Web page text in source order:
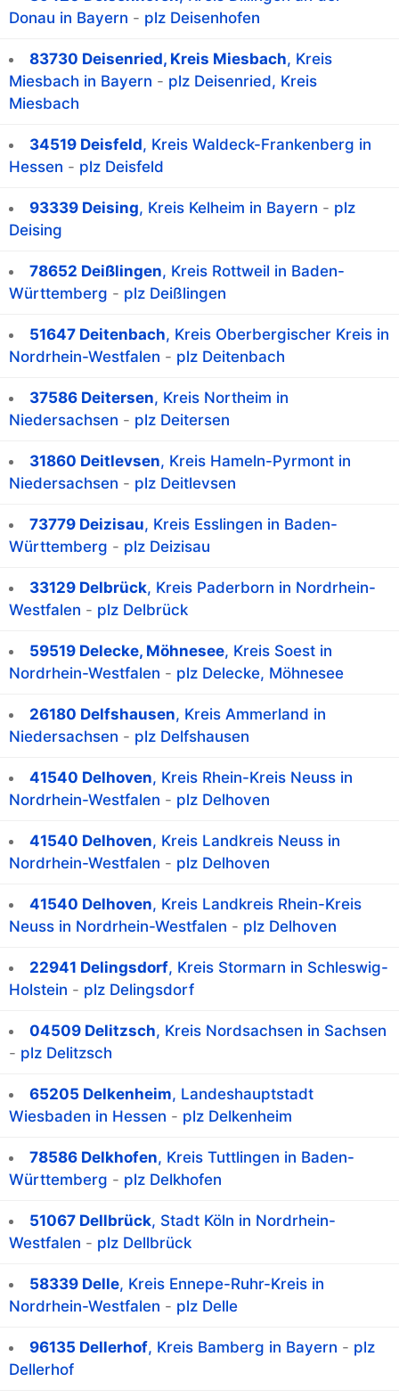
Donau in Bayern - plz Deisenhofen
83730 Deisenried, Kreis Miesbach, Kreis
Miesbach in Bayern - plz Deisenried, Kreis
Miesbach
34519 Deisfeld, Kreis Waldeck-Frankenberg in
Hessen - plz Deisfeld
93339 Deising, Kreis Kelheim in Bayern - plz
Deising
78652 Deißlingen, Kreis Rottweil in Baden-
Württemberg - plz Deißlingen
51647 Deitenbach, Kreis Oberbergischer Kreis in
Nordrhein-Westfalen - plz Deitenbach
37586 Deitersen, Kreis Northeim in
Niedersachsen - plz Deitersen
31860 Deitlevsen, Kreis Hameln-Pyrmont in
Niedersachsen - plz Deitlevsen
73779 Deizisau, Kreis Esslingen in Baden-
Württemberg - plz Deizisau
33129 Delbrück, Kreis Paderborn in Nordrhein-
Westfalen - plz Delbrück
59519 Delecke, Möhnesee, Kreis Soest in
Nordrhein-Westfalen - plz Delecke, Möhnesee
26180 Delfshausen, Kreis Ammerland in
Niedersachsen - plz Delfshausen
41540 Delhoven, Kreis Rhein-Kreis Neuss in
Nordrhein-Westfalen - plz Delhoven
41540 Delhoven, Kreis Landkreis Neuss in
Nordrhein-Westfalen - plz Delhoven
41540 Delhoven, Kreis Landkreis Rhein-Kreis
Neuss in Nordrhein-Westfalen - plz Delhoven
22941 Delingsdorf, Kreis Stormarn in Schleswig-
Holstein - plz Delingsdorf
04509 Delitzsch, Kreis Nordsachsen in Sachsen
- plz Delitzsch
65205 Delkenheim, Landeshauptstadt
Wiesbaden in Hessen - plz Delkenheim
78586 Delkhofen, Kreis Tuttlingen in Baden-
Württemberg - plz Delkhofen
51067 Dellbrück, Stadt Köln in Nordrhein-
Westfalen - plz Dellbrück
58339 Delle, Kreis Ennepe-Ruhr-Kreis in
Nordrhein-Westfalen - plz Delle
96135 Dellerhof, Kreis Bamberg in Bayern - plz
Dellerhof